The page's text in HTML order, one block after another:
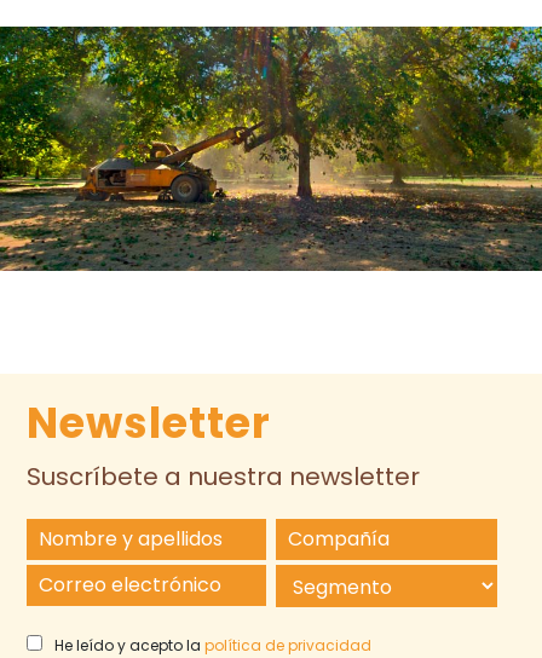
Newsletter
Suscríbete a nuestra newsletter
He leído y acepto lapolítica de privacidad